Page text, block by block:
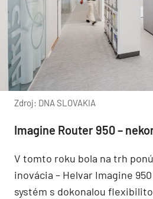
Zdroj: DNA SLOVAKIA
Imagine Router 950 –
V tomto roku bola na trh
inovácia – Helvar Imagine
systém s dokonalou